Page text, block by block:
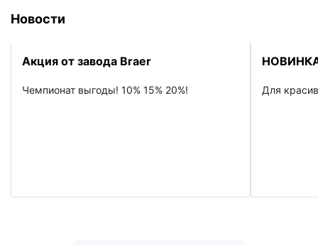
Новости
Акция от завода Braer
Чемпионат выгоды! 10% 15% 20%! Для